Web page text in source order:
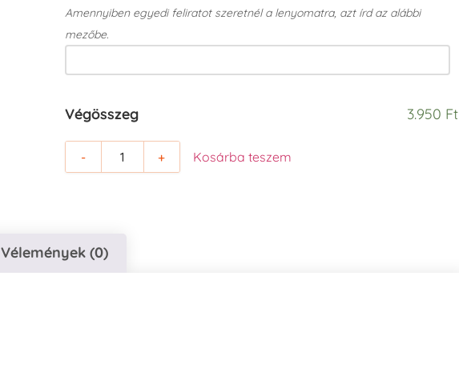
Amennyiben egyedi feliratot szeretnél a lenyomatra, azt írd az alábbi
mezőbe.
Végösszeg 3.950 Ft
- + Kosárba teszem
Vélemények (0)